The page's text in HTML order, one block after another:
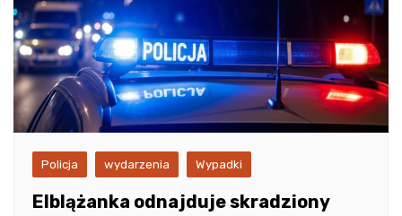
Policja wydarzenia Wypadki
Elblążanka odnajduje skradziony